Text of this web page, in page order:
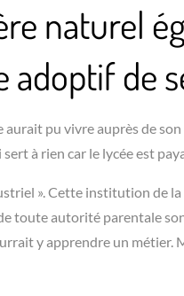
naturel
de
pu vivre auprès de
à rien car le lycée est
». Cette institution de
toute autorité parentale
y apprendre un